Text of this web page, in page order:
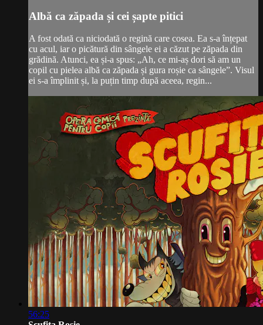
Albă ca zăpada și cei șapte pitici
A fost odată ca niciodată o regină care cosea. Ea s-a înțepat
cu acul, iar o picătură din sângele ei a căzut pe zăpada din
grădină. Atunci, ea și-a spus: „Ah, ce mi-aș dori să am un
copil cu pielea albă ca zăpada și gura roșie ca sângele”. Visul
ei s-a împlinit și, la puțin timp după aceea, regin...
56:25